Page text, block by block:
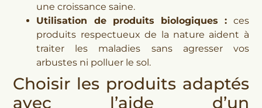
une croissance saine.
Utilisation de produits biologiques : ces
produits respectueux de la nature aident à
traiter les maladies sans agresser vos
arbustes ni polluer le sol.
Choisir les produits adaptés
avec l’aide d’un